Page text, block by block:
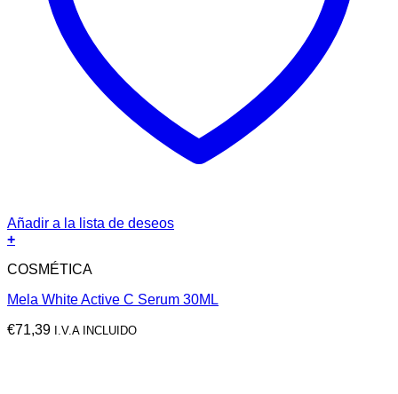
Añadir a la lista de deseos
+
COSMÉTICA
Mela White Active C Serum 30ML
€71,39 I.V.A INCLUIDO